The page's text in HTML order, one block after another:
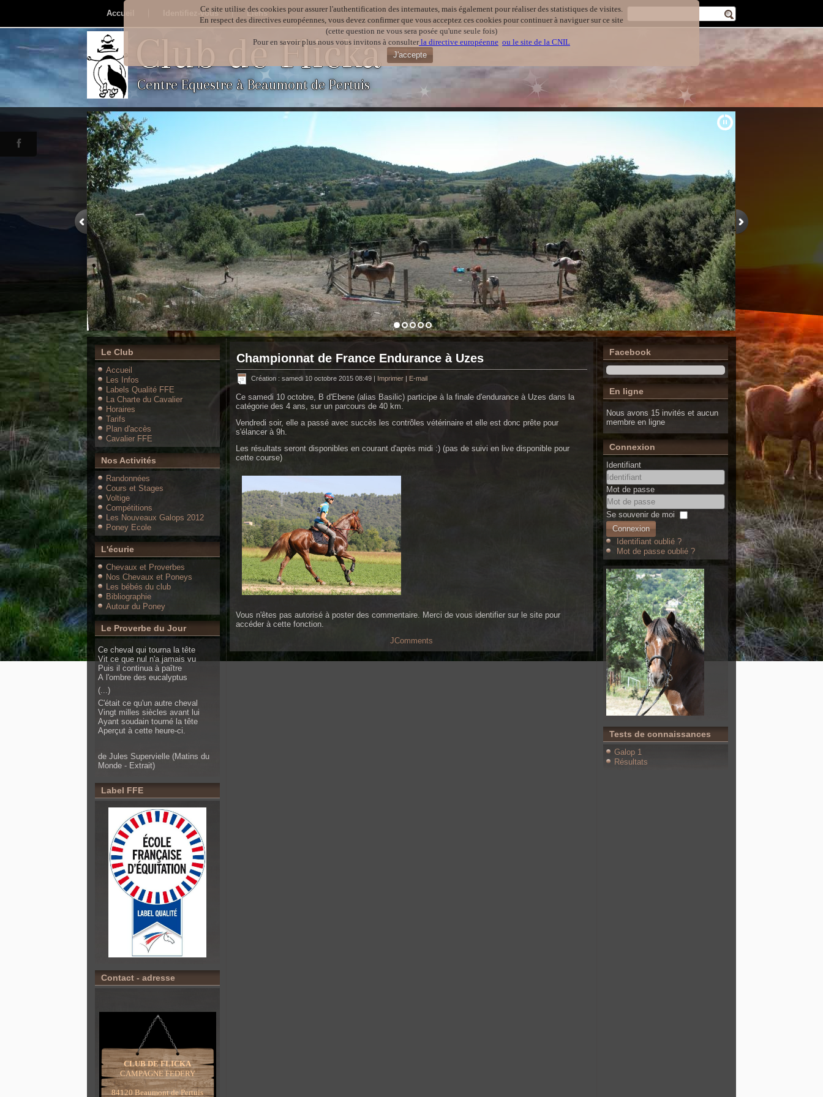
Ce site utilise des cookies pour assurer l'authentification des internautes, mais également pour réaliser des statistiques de visites.
En respect des directives européennes, vous devez confirmer que vous acceptez ces cookies pour continuer à naviguer sur ce site
(cette question ne vous sera posée qu'une seule fois)
Pour en savoir plus nous vous invitons à consulterla directive européenne ou le site de la CNIL
J'accepte
Club de Flicka
Centre Equestre à Beaumont de Pertuis
Accueil Identifiez-vous Liens
Le Club
Accueil
Les Infos
Labels Qualité FFE
La Charte du Cavalier
Horaires
Tarifs
Plan d'accès
Cavalier FFE
Nos Activités
Randonnées
Cours et Stages
Voltige
Compétitions
Les Nouveaux Galops 2012
Poney Ecole
L'écurie
Chevaux et Proverbes
Nos Chevaux et Poneys
Les bébés du club
Bibliographie
Autour du Poney
Le Proverbe du Jour
Ce cheval qui tourna la tête
Vit ce que nul n'a jamais vu
Puis il continua à paître
A l'ombre des eucalyptus
(...)
C'était ce qu'un autre cheval
Vingt milles siècles avant lui
Ayant soudain tourné la tête
Aperçut à cette heure-ci.
de Jules Supervielle (Matins du
Monde - Extrait)
Label FFE
Contact - adresse
CLUB DE FLICKA
CAMPAGNE FEDERY
84120 Beaumont de Pertuis
Championnat de France Endurance à Uzes
Création : samedi 10 octobre 2015 08:49 | Imprimer | E-mail
Ce samedi 10 octobre, B d'Ebene (alias Basilic) participe à la finale d'endurance à Uzes dans la
catégorie des 4 ans, sur un parcours de 40 km.
Vendredi soir, elle a passé avec succès les contrôles vétérinaire et elle est donc prête pour
s'élancer à 9h.
Les résultats seront disponibles en courant d'après midi :) (pas de suivi en live disponible pour
cette course)
Vous n'êtes pas autorisé à poster des commentaire. Merci de vous identifier sur le site pour
accéder à cette fonction.
JComments
Facebook
En ligne
Nous avons 15 invités et aucun
membre en ligne
Connexion
Identifiant
Mot de passe
Se souvenir de moi
Connexion
Identifiant oublié ?
Mot de passe oublié ?
Tests de connaissances
Galop 1
Résultats